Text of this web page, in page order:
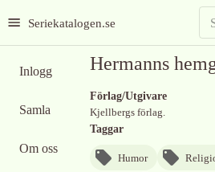
Seriekatalogen.se
Inlogg
Samla
Om oss
Hermanns
Förlag/Utgivare
Kjellbergs förlag.
Taggar
Humor